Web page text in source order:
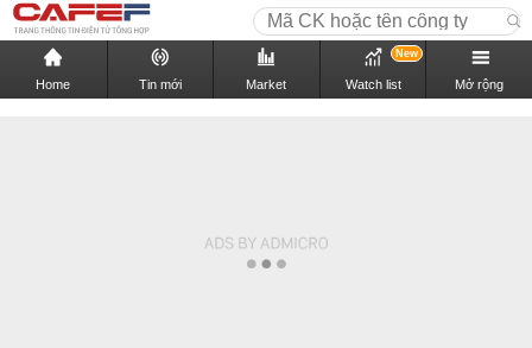
Home Tin mới Market Watch list
New
Mở rộng